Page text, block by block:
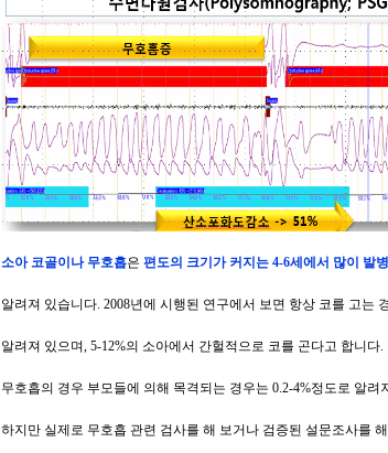
소아 코골이나 무호흡은 편도의 크기가 커지는 4-6세에서 많이 발병
알려져 있습니다. 2008년에 시행된 연구에서 보면 항상 코를 고는
알려져 있으며, 5-12%의 소아에서 간헐적으로 코를 곤다고 합니다.
무호흡의 경우 부모들에 의해 목격되는 경우는 0.2-4%정도로 알려
하지만 실제로 무호흡 관련 검사를 해 보거나 검증된 설문조사를